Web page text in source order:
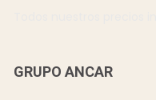
GRUPO ANCAR